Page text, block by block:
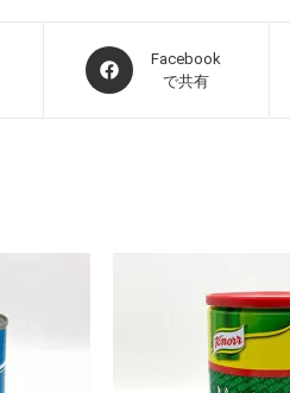
Facebook
で共有